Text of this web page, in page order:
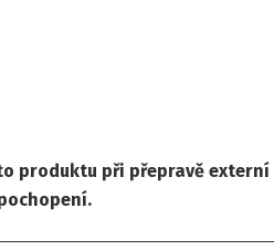
produktu při přepravě externí